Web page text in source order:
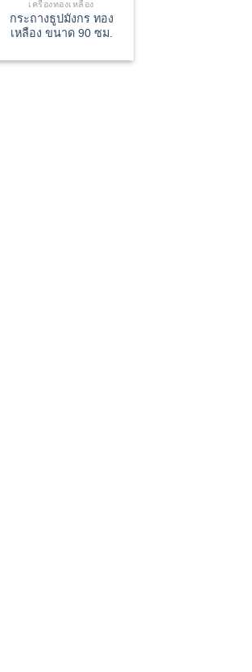
เครื่องทองเหลือง
กระถางธูปมังกร ทอง
เหลือง ขนาด 90 ซม.